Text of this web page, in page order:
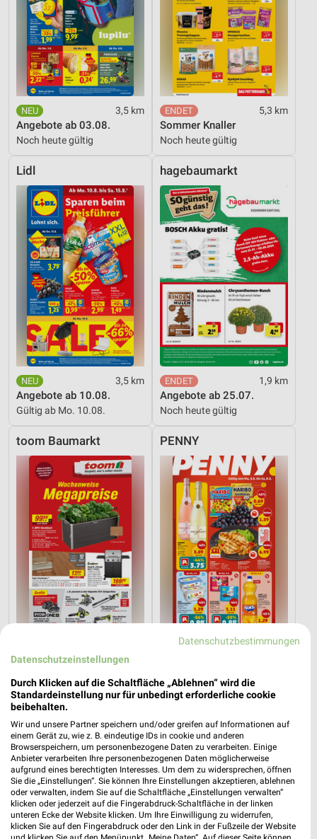
3,5 km
Angebote ab 03.08.
Noch heute gültig
5,3 km
Sommer Knaller
Noch heute gültig
Lidl
3,5 km
Angebote ab 10.08.
Gültig ab Mo. 10.08.
hagebaumarkt
1,9 km
Angebote ab 25.07.
Noch heute gültig
toom Baumarkt
Angebote ab 08.08.
Gültig bis Fr. 14.08.
PENNY
Noch heute gültig
XXXLutz
Datenschutzbestimmungen
Datenschutzeinstellungen
Durch Klicken auf die Schaltfläche „Ablehnen“ wird die
Standardeinstellung nur für unbedingt erforderliche cookie
beibehalten.
Wir und unsere Partner speichern und/oder greifen auf Informationen auf
einem Gerät zu, wie z. B. eindeutige IDs in cookie und anderen
Browserspeichern, um personenbezogene Daten zu verarbeiten. Einige
Anbieter verarbeiten Ihre personenbezogenen Daten möglicherweise
aufgrund eines berechtigten Interesses. Um dem zu widersprechen, öffnen
Sie die „Einstellungen“. Sie können Ihre Einstellungen akzeptieren, ablehnen
oder verwalten, indem Sie auf die Schaltfläche „Einstellungen verwalten“
klicken oder jederzeit auf die Fingerabdruck-Schaltfläche in der linken
unteren Ecke der Website klicken. Um Ihre Einwilligung zu widerrufen,
klicken Sie auf den Fingerabdruck oder den Link in der Fußzeile der Website